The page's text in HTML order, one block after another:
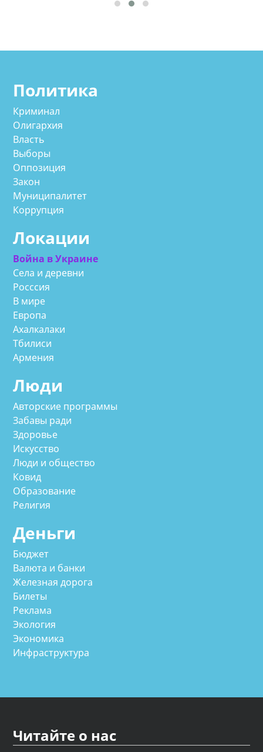
Политика
Криминал
Олигархия
Власть
Выборы
Оппозиция
Закон
Муниципалитет
Коррупция
Локации
Война в Украине
Села и деревни
Росссия
В мире
Европа
Ахалкалаки
Тбилиси
Армения
Люди
Авторские программы
Забавы ради
Здоровье
Искусство
Люди и общество
Ковид
Образование
Религия
Деньги
Бюджет
Валюта и банки
Железная дорога
Билеты
Реклама
Экология
Экономика
Инфраструктура
Читайте о нас